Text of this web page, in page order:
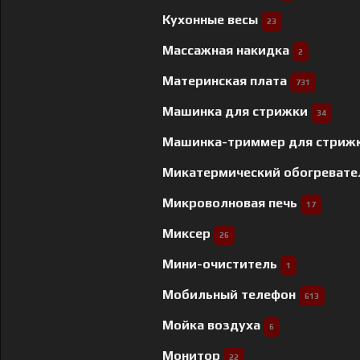
Кухонные весы 23
Массажная накидка 2
Материнская плата 731
Машинка для стрижки 34
Машинка-триммер для
Микатермический
Микроволновая печь 17
Миксер 26
Мини-очиститель 1
Мобильный телефон 613
Мойка воздуха 6
Монитор 22